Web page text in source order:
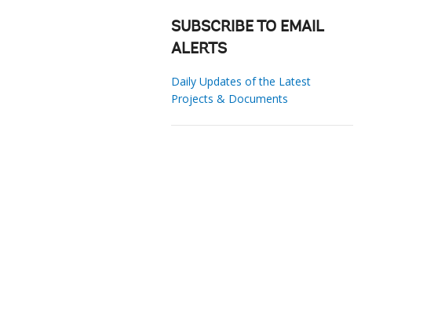
SUBSCRIBE TO EMAIL
ALERTS
Daily Updates of the Latest
Projects & Documents